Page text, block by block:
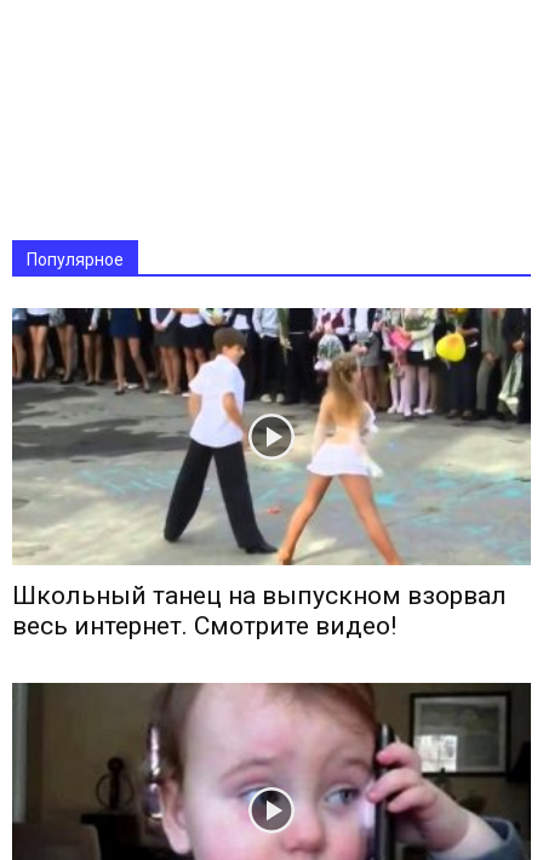
Популярное
Школьный танец на выпускном взорвал
весь интернет. Смотрите видео!